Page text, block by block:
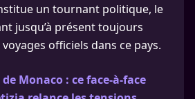
un tournant politique, le
jusqu’à présent toujours
officiels dans ce pays.
Monaco : ce face-à-face